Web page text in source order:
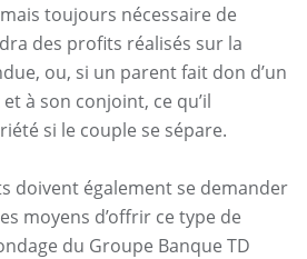
toujours nécessaire de
des profits réalisés sur la
ou, si un parent fait don d’un
à son conjoint, ce qu’il
si le couple se sépare.
doivent également se demander
moyens d’offrir ce type de
du Groupe Banque TD